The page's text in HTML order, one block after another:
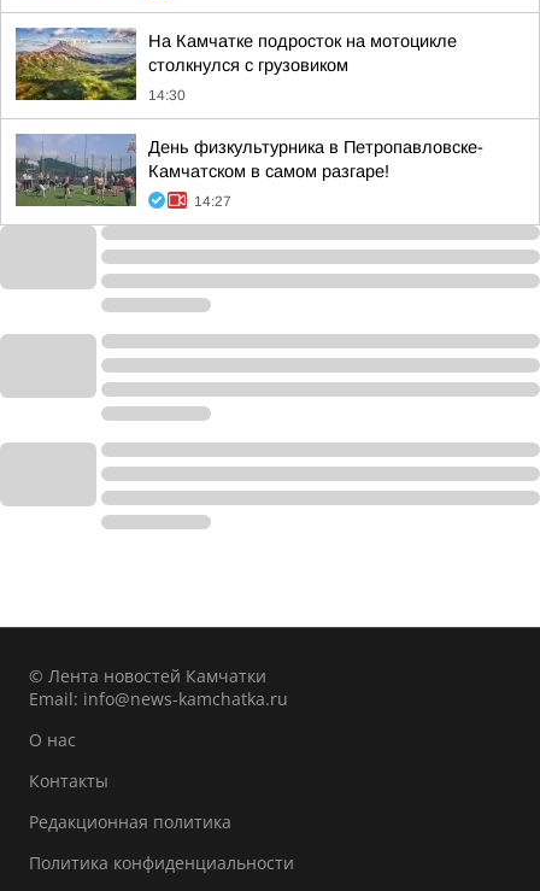
На Камчатке подросток на мотоцикле
столкнулся с грузовиком
14:30
День физкультурника в Петропавловске-
Камчатском в самом разгаре!
14:27
© Лента новостей Камчатки
Email: info@news-kamchatka.ru
О нас
Контакты
Редакционная политика
Политика конфиденциальности